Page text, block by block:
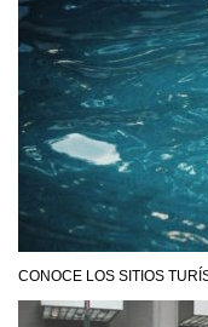
CONOCE LOS SITIOS